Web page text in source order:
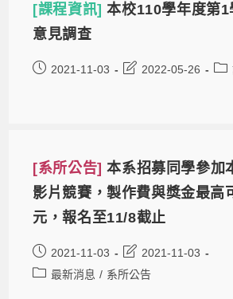
[課程資訊]本校110學年度第
意見調查
2021-11-03 2022-05-26
[系所公告]本系招募同學參加
影片競賽，製作費與獎金最高
元，報名至11/8截止
2021-11-03
2021-11-03
最新消息 / 系所公告